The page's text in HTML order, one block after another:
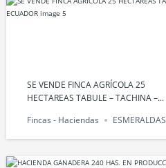
SE VENDE FINCA AGRÍCOLA 25
HECTAREAS TABULE – TACHINA –...
Fincas - Haciendas ESMERALDAS